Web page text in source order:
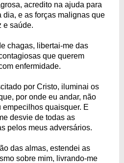
acredito na ajuda para
dia, e as forças malignas que
e saúde.
chagas, libertai-me das
que querem
enfermidade.
por Cristo, iluminai os
por onde eu andar, não
quaisquer. E
desvie de todas as
pelos meus adversários.
das almas, estendei as
sobre mim, livrando-me